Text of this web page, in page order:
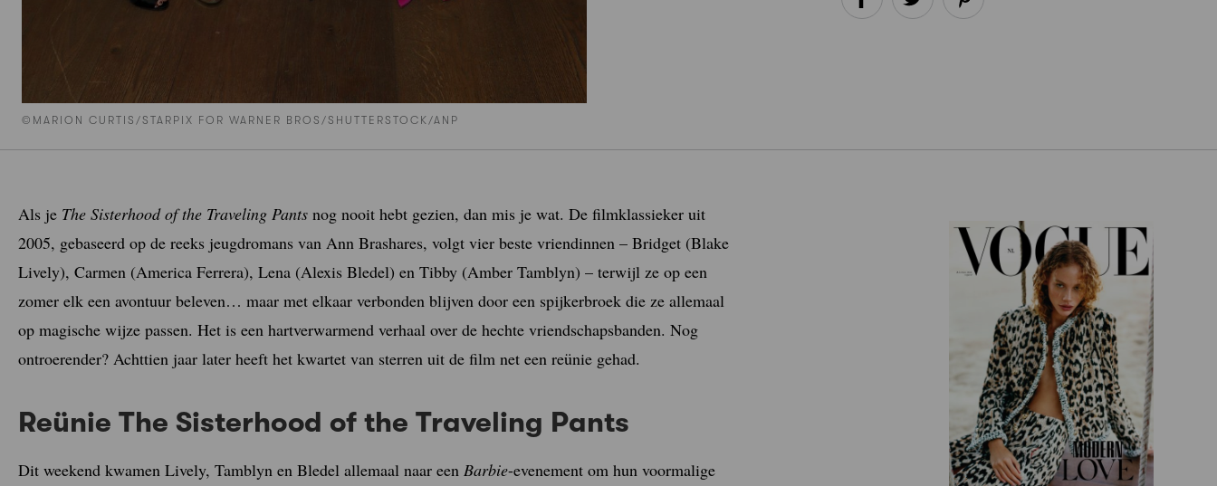
©MARION CURTIS/STARPIX FOR WARNER BROS/SHUTTERSTOCK/ANP
Als je The Sisterhood of the Traveling Pants nog nooit hebt gezien, dan mis je wat. De filmklassieker uit
2005, gebaseerd op de reeks jeugdromans van Ann Brashares, volgt vier beste vriendinnen – Bridget (Blake
Lively), Carmen (America Ferrera), Lena (Alexis Bledel) en Tibby (Amber Tamblyn) – terwijl ze op een
zomer elk een avontuur beleven… maar met elkaar verbonden blijven door een spijkerbroek die ze allemaal
op magische wijze passen. Het is een hartverwarmend verhaal over de hechte vriendschapsbanden. Nog
ontroerender? Achttien jaar later heeft het kwartet van sterren uit de film net een reünie gehad.
Reünie The Sisterhood of the Traveling Pants
Dit weekend kwamen Lively, Tamblyn en Bledel allemaal naar een Barbie-evenement om hun voormalige